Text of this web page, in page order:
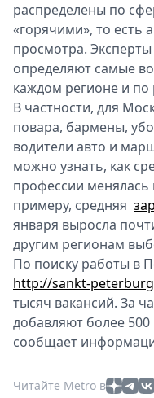
распределены по
«горячими», то есть
просмотра.
определяют самые
каждом регионе и
В частности, для
повара, бармены,
водители авто и
можно узнать, как
профессии менялась
примеру, средняя
января выросла
другим регионам
По поиску работы в
http://sankt-
тысяч вакансий. За
добавляют более
сообщает
Читайте Metro в